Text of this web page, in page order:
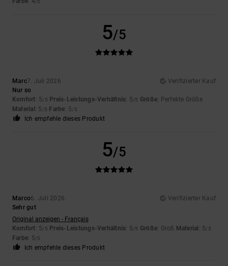
/5
5/5
Marc7. Juli 2026
Verifizierter Kauf
Nur so
Komfort: 5/5 Preis-Leistungs-Verhältnis: 5/5 Größe: Perfekte Größe
Material: 5 /5 Farbe: 5/5
Ich empfehle dieses Produkt
5/5
Marco6. Juli 2026
Verifizierter Kauf
Sehr gut
Original anzeigen - Français
Komfort: 5/5 Preis-Leistungs-Verhältnis: 5/5 Größe: Groß Material : 5/5
Farbe: 5/5
Ich empfehle dieses Produkt